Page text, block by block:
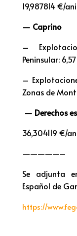
19,987814 €/
— Caprino
–
Peninsular:
–
Zonas de
— Derechos
36,304119 €/
—————–
Se adjunta
Español de
https://